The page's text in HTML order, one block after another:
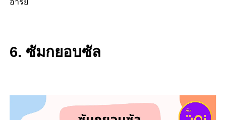
6. ซัมกยอบซัล